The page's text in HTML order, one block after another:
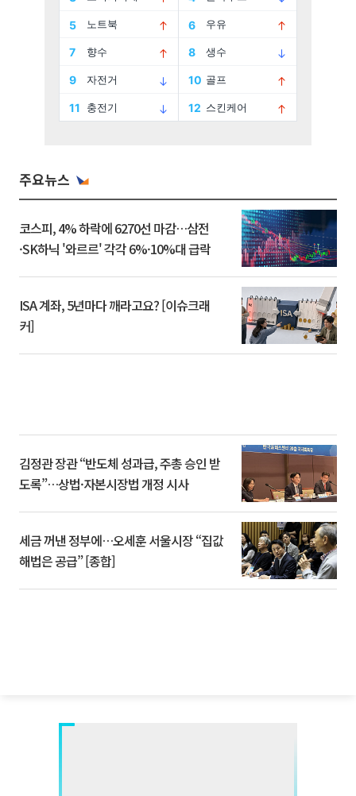
주요뉴스
코스피, 4% 하락에 6270선 마감…삼전
·SK하닉 '와르르' 각각 6%·10%대 급락
ISA 계좌, 5년마다 깨라고요? [이슈크래
커]
김정관 장관 “반도체 성과급, 주총 승인 받
도록”…상법·자본시장법 개정 시사
세금 꺼낸 정부에…오세훈 서울시장 “집값
해법은 공급” [종합]